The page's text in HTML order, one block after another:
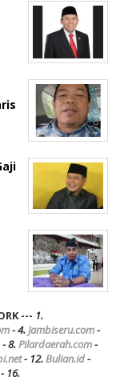
--- 1.
- 4.Jambiseru.com-
- 8.Pilardaerah.com-
- 12.Bulian.id-
- 16.